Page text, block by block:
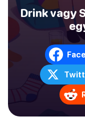
Drink vagy